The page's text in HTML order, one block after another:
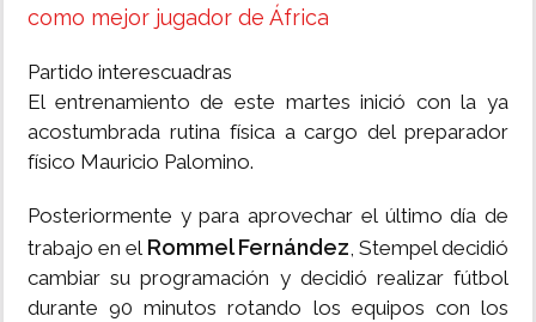
como mejor jugador de África
Partido interescuadras
El entrenamiento de este martes inició con la ya
acostumbrada rutina física a cargo del preparador
físico Mauricio Palomino.
Posteriormente y para aprovechar el último día de
trabajo en el Rommel Fernández, Stempel decidió
cambiar su programación y decidió realizar fútbol
durante 90 minutos rotando los equipos con los